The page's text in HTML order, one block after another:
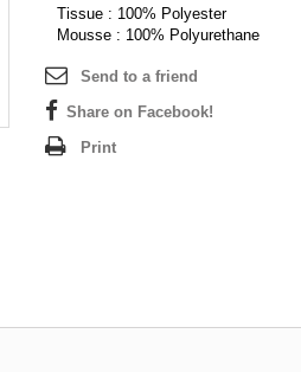
Tissue : 100% Polyester
Mousse : 100% Polyurethane
Send to a friend
Share on Facebook!
Print